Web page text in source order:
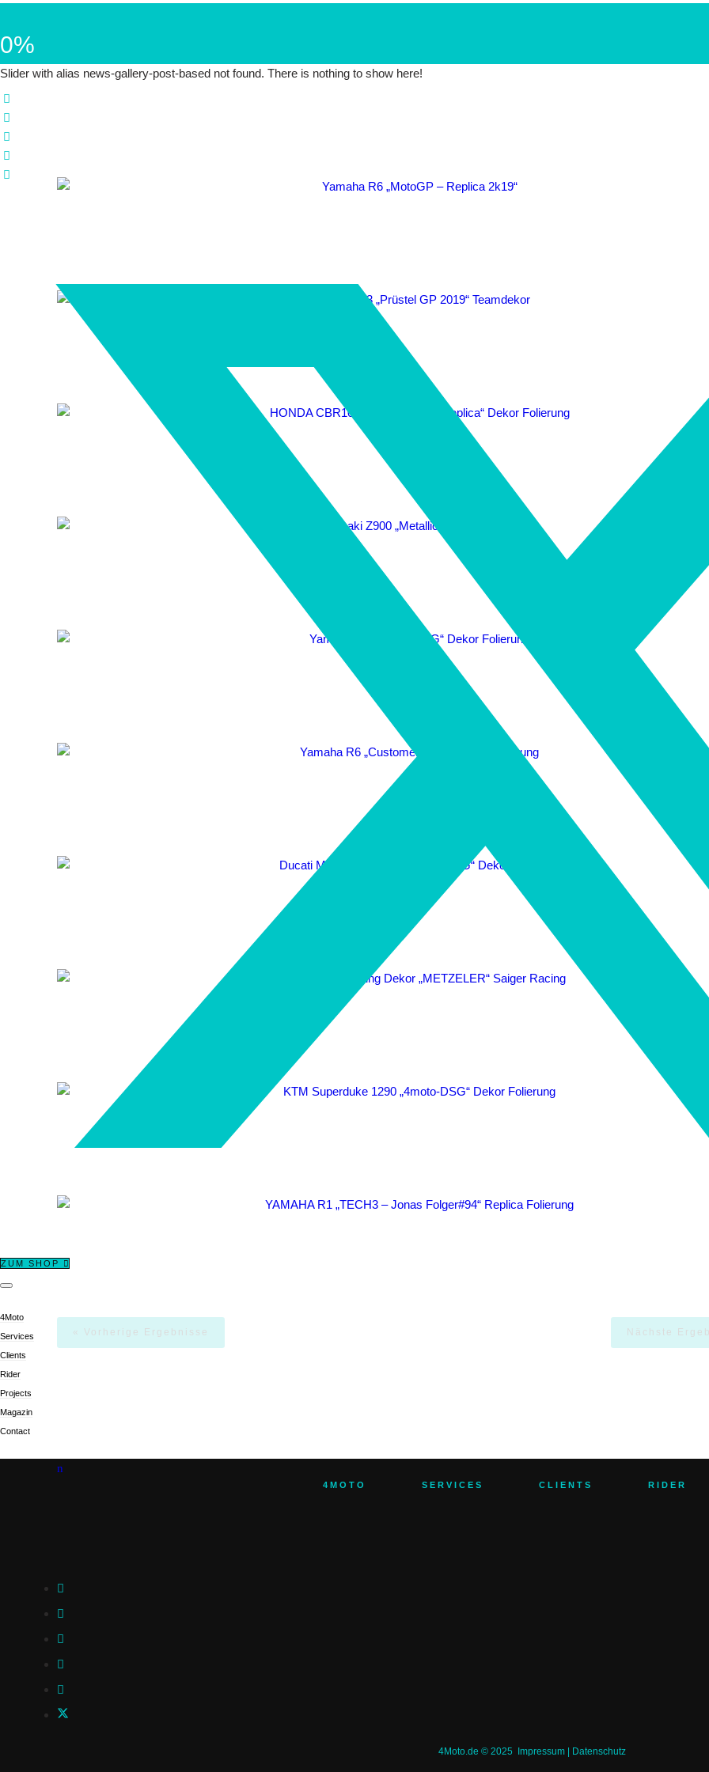
0%
ZUM SHOP
4Moto
Services
Clients
Rider
Projects
Magazin
Contact
4MOTO SERVICES CLIENTS RIDER
Slider with alias news-gallery-post-based not found. There is nothing to show here!
HONDA CBR1000RR „REPSOL Replica“ Dekor Folierung
Kawasaki Z900 „Metallic“ Dekor Folierung
Yamaha R1 „4moto-DSG“ Dekor Folierung
Yamaha R6 „Customer-DSG“ Dekor Folierung
Ducati Multistrada 1260 „4moto-DSG“ Dekor Folierung
YAMAHA R1 Racing Dekor „METZELER“ Saiger Racing
KTM Superduke 1290 „4moto-DSG“ Dekor Folierung
YAMAHA R1 „TECH3 – Jonas Folger#94“ Replica Folierung
« Vorherige Ergebnisse Nächste
4Moto.de © 2025 Impressum| Datenschutz